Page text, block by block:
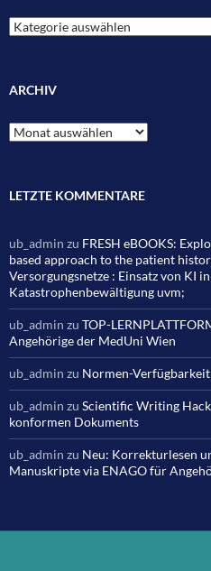
Kategorien
ARCHIV
Archiv
LETZTE KOMMENTARE
ub_admin zu FRESH eBOOKS:
based approach to the patient
Versorgungsnetze : Einsatz von KI
Katastrophenbewältigung uvm;
ub_admin zu TOP-
Angehörige der MedUni Wien
ub_admin zu Normen-
ub_admin zu Scientific Writing
konformen Dokuments
ub_admin zu Neu: Korrekturlesen
Manuskripte via ENAGO für